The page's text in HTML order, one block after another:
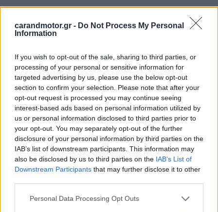
carandmotor.gr - Do Not Process My Personal
Information
If you wish to opt-out of the sale, sharing to third parties, or
processing of your personal or sensitive information for
targeted advertising by us, please use the below opt-out
section to confirm your selection. Please note that after your
opt-out request is processed you may continue seeing
interest-based ads based on personal information utilized by
us or personal information disclosed to third parties prior to
your opt-out. You may separately opt-out of the further
disclosure of your personal information by third parties on the
IAB’s list of downstream participants. This information may
also be disclosed by us to third parties on the IAB’s List of
Downstream Participants that may further disclose it to other
Please note that this website/app uses one or more Google
Personal Data Processing Opt Outs